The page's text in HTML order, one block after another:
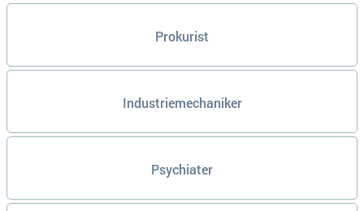
Prokurist
Industriemechaniker
Psychiater